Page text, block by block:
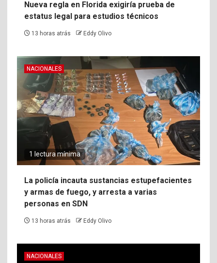
Nueva regla en Florida exigiría prueba de
estatus legal para estudios técnicos
13 horas atrás Eddy Olivo
NACIONALES
1 lectura mínima
La policía incauta sustancias estupefacientes
y armas de fuego, y arresta a varias
personas en SDN
13 horas atrás Eddy Olivo
NACIONALES